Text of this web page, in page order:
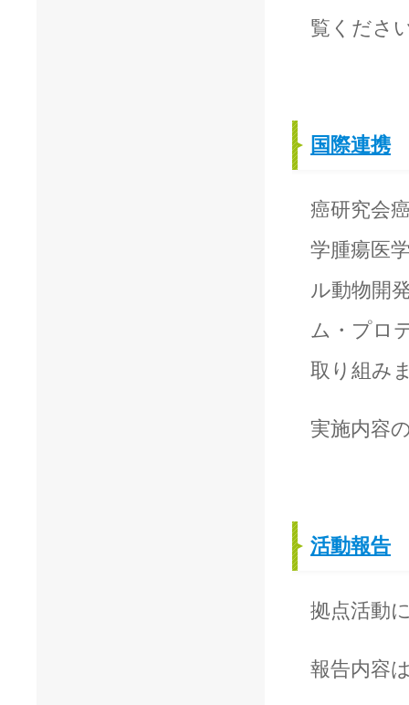
覧くださ
国際連携
癌研究会
学腫瘍医
ル動物開
ム・プロ
取り組み
実施内容
活動報告
拠点活動
報告内容